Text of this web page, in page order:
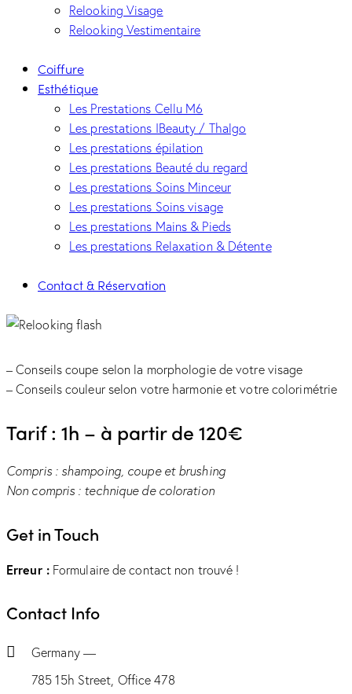
Relooking Visage
Relooking Vestimentaire
Coiffure
Esthétique
Les Prestations Cellu M6
Les prestations IBeauty / Thalgo
Les prestations épilation
Les prestations Beauté du regard
Les prestations Soins Minceur
Les prestations Soins visage
Les prestations Mains & Pieds
Les prestations Relaxation & Détente
Contact & Réservation
– Conseils coupe selon la morphologie de votre visage
– Conseils couleur selon votre harmonie et votre colorimétrie
Tarif : 1h – à partir de 120€
Compris : shampoing, coupe et brushing
Non compris : technique de coloration
Get in Touch
Erreur :Formulaire de contact non trouvé !
Contact Info
Germany —
785 15h Street, Office 478